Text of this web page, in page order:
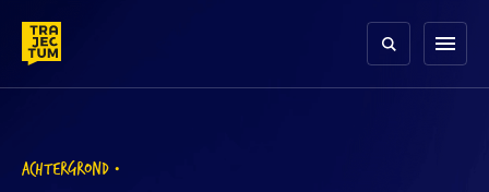
content
menu
ACHTERGROND